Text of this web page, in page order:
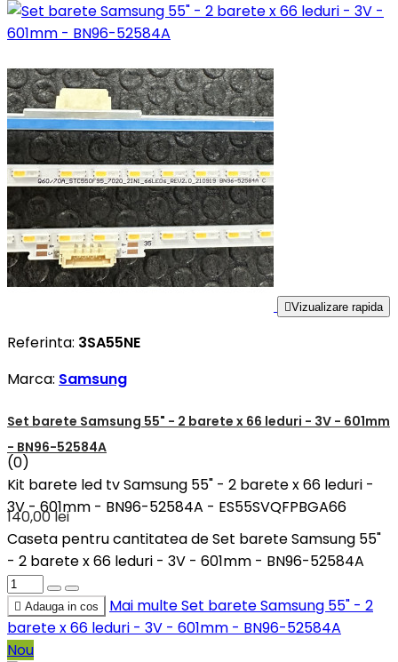
Vizualizare rapida
Referinta: 3SA55NE
Marca: Samsung
Set barete Samsung 55" - 2 barete x 66 leduri - 3V - 601mm
- BN96-52584A
(0)
Kit barete led tv Samsung 55" - 2 barete x 66 leduri -
3V - 601mm - BN96-52584A - ES55SVQFPBGA66
140,00 lei
Caseta pentru cantitatea de Set barete Samsung 55"
- 2 barete x 66 leduri - 3V - 601mm - BN96-52584A
 Adauga in cos Mai multeSet barete Samsung 55" - 2
barete x 66 leduri - 3V - 601mm - BN96-52584A
Nou